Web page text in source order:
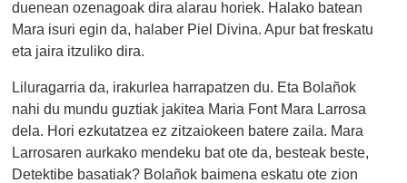
duenean ozenagoak dira alarau horiek. Halako batean
Mara isuri egin da, halaber Piel Divina. Apur bat freskatu
eta jaira itzuliko dira.
Liluragarria da, irakurlea harrapatzen du. Eta Bolañok
nahi du mundu guztiak jakitea Maria Font Mara Larrosa
dela. Hori ezkutatzea ez zitzaiokeen batere zaila. Mara
Larrosaren aurkako mendeku bat ote da, besteak beste,
Detektibe basatiak? Bolañok baimena eskatu ote zion